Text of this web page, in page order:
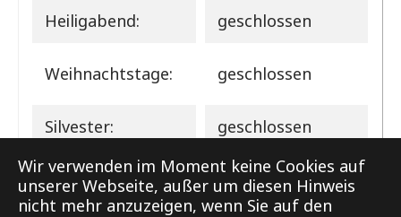
Wir verwenden im Moment keine Cookies auf
unserer Webseite, außer um diesen Hinweis
nicht mehr anzuzeigen, wenn Sie auf den
Heiligabend: geschlossen
Weihnachtstage: geschlossen
Silvester: geschlossen